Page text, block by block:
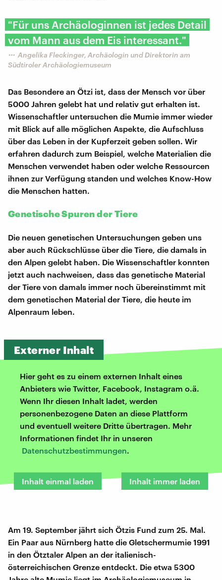
"Für uns Archäologinnen ist jedes Detail
vom Mann aus dem Eis interessant."
Angelika Fleckinger, Archäologin und Direktorin am
Südtiroler Archäologiemuseum
Das Besondere an Ötzi ist, dass der Mensch vor über
5000 Jahren gelebt hat und relativ gut erhalten ist.
Wissenschaftler untersuchen die Mumie immer wieder
mit Blick auf alle möglichen Aspekte, die Aufschluss
über das Leben in der Kupferzeit geben sollen. Wir
erfahren dadurch zum Beispiel, welche Materialien die
Menschen verwendet haben oder welche Ressourcen
ihnen zur Verfügung standen und welches Know-How
die Menschen hatten.
Genetische Spuren der Tiere
Die neuen genetischen Untersuchungen geben uns
aber auch Rückschlüsse über die Tiere, die damals in
den Alpen gelebt haben. Die Wissenschaftler konnten
jetzt auch nachweisen, dass das genetische Material
der Tiere von damals immer noch übereinstimmt mit
dem genetischen Material der Tiere, die heute im
Alpenraum leben.
Externer Inhalt
Hier geht es zu einem externen Inhalt eines
Anbieters wie Twitter, Facebook, Instagram o.ä.
Wenn Ihr diesen Inhalt ladet, werden
personenbezogene Daten an diese Plattform
und eventuell weitere Dritte übertragen. Mehr
Informationen findet Ihr in unseren
Datenschutzbestimmungen.
Inhalt einmal laden Inhalt immer laden
Am 19. September jährt sich Ötzis Fund zum 25. Mal.
Ein Paar aus Nürnberg hatte die Gletschermumie 1991
in den Ötztaler Alpen an der italienisch-
österreichischen Grenze entdeckt. Die etwa 5300